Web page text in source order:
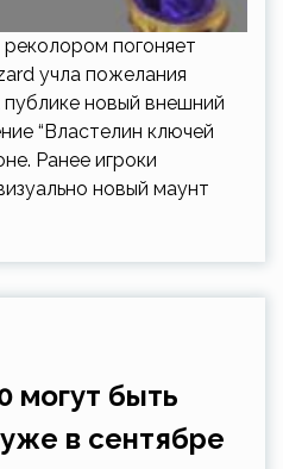
погоняет
учла пожелания
новый внешний
“Властелин ключей
Ранее игроки
новый маунт
могут быть
в сентябре